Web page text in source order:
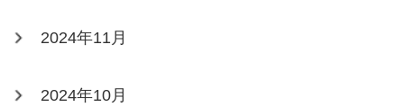
2024年11月
2024年10月